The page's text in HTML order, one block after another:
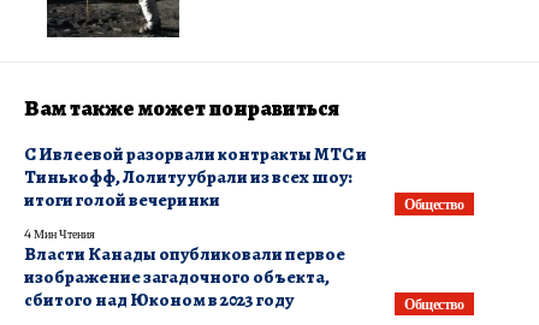
Вам также может понравиться
Общество
С Ивлеевой разорвали контракты МТС и
Тинькофф, Лолиту убрали из всех шоу:
итоги голой вечеринки
4 Мин Чтения
Общество
Власти Канады опубликовали первое
изображение загадочного объекта,
сбитого над Юконом в 2023 году